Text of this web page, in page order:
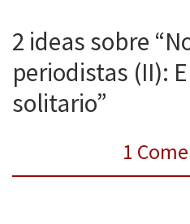
2 ideas sobre
periodistas (II):
solitario”
1